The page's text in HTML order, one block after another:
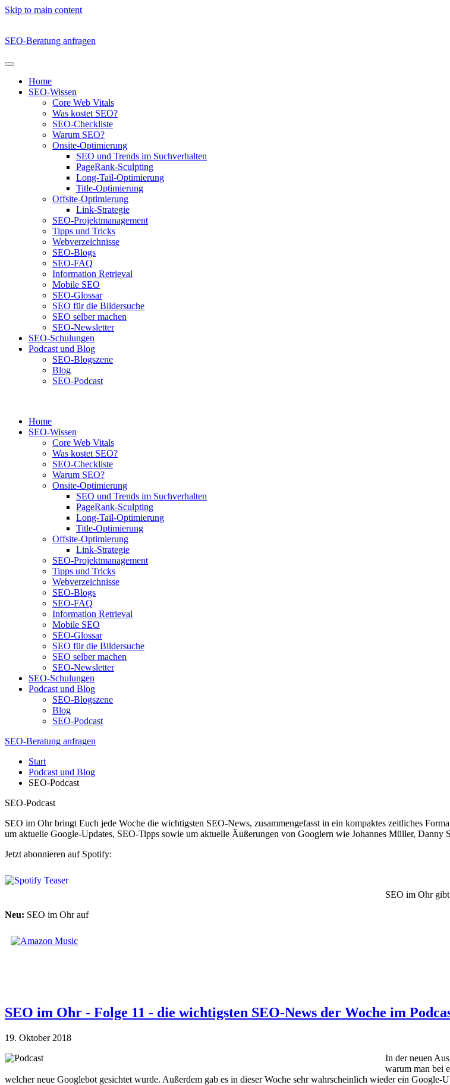
Skip to main content
SEO-Beratung anfragen
Home
SEO-Wissen
Core Web Vitals
Was kostet SEO?
SEO-Checkliste
Warum SEO?
Onsite-Optimierung
SEO und Trends im Suchverhalten
PageRank-Sculpting
Long-Tail-Optimierung
Title-Optimierung
Offsite-Optimierung
Link-Strategie
SEO-Projektmanagement
Tipps und Tricks
Webverzeichnisse
SEO-Blogs
SEO-FAQ
Information Retrieval
Mobile SEO
SEO-Glossar
SEO für die Bildersuche
SEO selber machen
SEO-Newsletter
SEO-Schulungen
Podcast und Blog
SEO-Blogszene
Blog
SEO-Podcast
Home
SEO-Wissen
Core Web Vitals
Was kostet SEO?
SEO-Checkliste
Warum SEO?
Onsite-Optimierung
SEO und Trends im Suchverhalten
PageRank-Sculpting
Long-Tail-Optimierung
Title-Optimierung
Offsite-Optimierung
Link-Strategie
SEO-Projektmanagement
Tipps und Tricks
Webverzeichnisse
SEO-Blogs
SEO-FAQ
Information Retrieval
Mobile SEO
SEO-Glossar
SEO für die Bildersuche
SEO selber machen
SEO-Newsletter
SEO-Schulungen
Podcast und Blog
SEO-Blogszene
Blog
SEO-Podcast
SEO-Beratung anfragen
Start
Podcast und Blog
SEO-Podcast
SEO-Podcast
SEO im Ohr bringt Euch jede Woche die wichtigsten SEO-News, zusammengefasst in ein kompaktes zeitliches
um aktuelle Google-Updates, SEO-Tipps sowie um aktuelle Äußerungen von Googlern wie Johannes Müller, Danny
Jetzt abonnieren auf Spotify:
SEO im Ohr gibt
Neu: SEO im Ohr auf
SEO im Ohr - Folge 11 - die wichtigsten SEO-News der Woche im
19. Oktober 2018
In der neuen
warum man bei
welcher neue Googlebot gesichtet wurde. Außerdem gab es in dieser Woche sehr wahrscheinlich wieder ein Google-